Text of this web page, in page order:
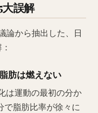
誤解
から抽出した、日
肪は燃えない
は運動の最初の分か
で脂肪比率が徐々に